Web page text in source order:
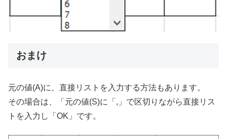
おまけ
元の値(A)に、直接リストを入力する方法もあります。
その場合は、「元の値(S)に「,」で区切りながら直接リス
トを入力し「OK」です。